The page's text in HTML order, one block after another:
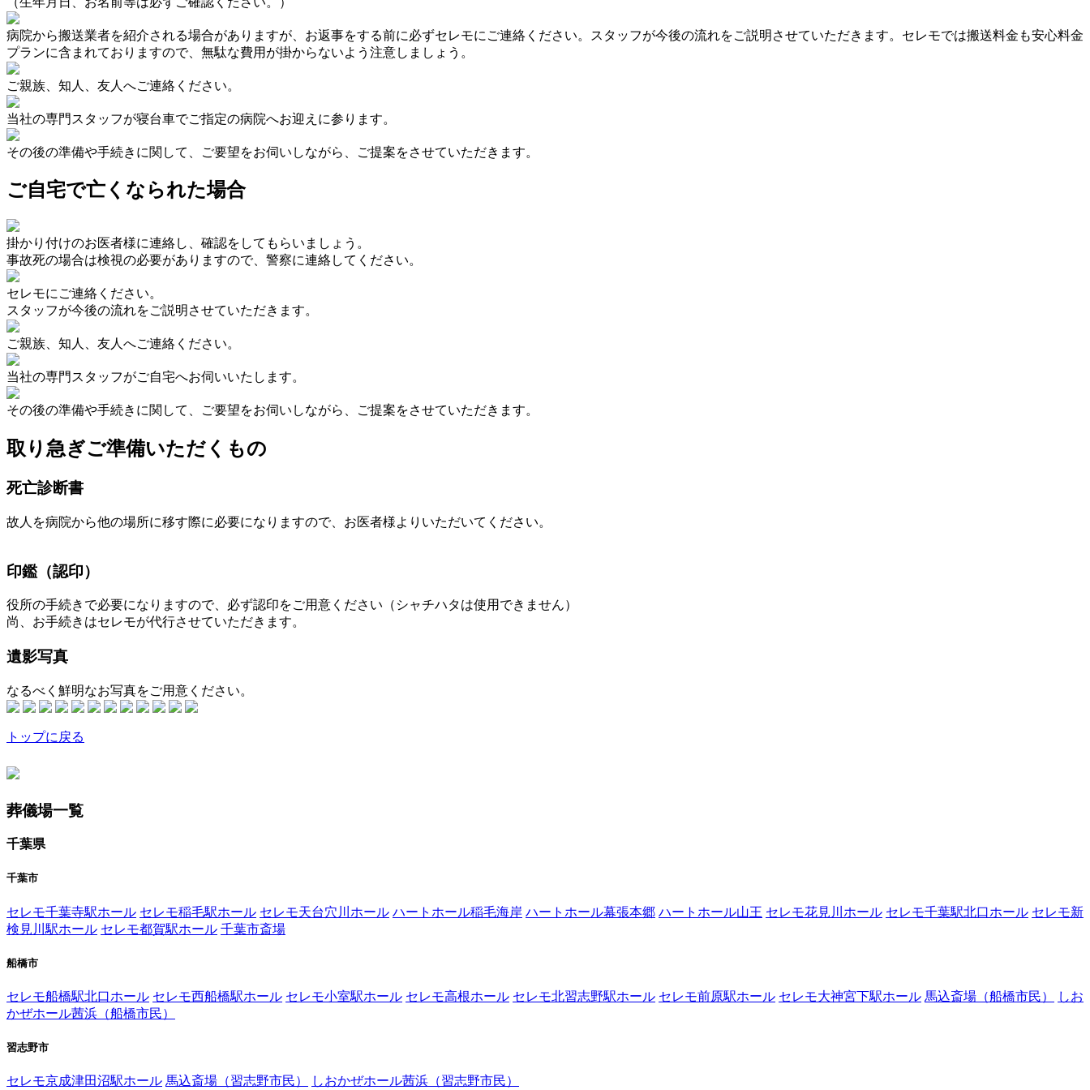
病院から搬送業者を紹介される場合がありますが、お返事をする前に必ずセレモにご連絡ください。スタッフが今後の流れをご説明させていただきます。セレモでは搬送料金も安心料金
プランに含まれておりますので、無駄な費用が掛からないよう注意しましょう。
ご親族、知人、友人へご連絡ください。
当社の専門スタッフが寝台車でご指定の病院へお迎えに参ります。
その後の準備や手続きに関して、ご要望をお伺いしながら、ご提案をさせていただきます。
ご自宅で亡くなられた場合
掛かり付けのお医者様に連絡し、確認をしてもらいましょう。
事故死の場合は検視の必要がありますので、警察に連絡してください。
セレモにご連絡ください。
スタッフが今後の流れをご説明させていただきます。
ご親族、知人、友人へご連絡ください。
当社の専門スタッフがご自宅へお伺いいたします。
その後の準備や手続きに関して、ご要望をお伺いしながら、ご提案をさせていただきます。
取り急ぎご準備いただくもの
死亡診断書
故人を病院から他の場所に移す際に必要になりますので、お医者様よりいただいてください。
印鑑（認印）
役所の手続きで必要になりますので、必ず認印をご用意ください（シャチハタは使用できません）
尚、お手続きはセレモが代行させていただきます。
遺影写真
なるべく鮮明なお写真をご用意ください。
トップに戻る
葬儀場一覧
千葉県
千葉市
セレモ千葉寺駅ホール セレモ稲毛駅ホール セレモ天台穴川ホール ハートホール稲毛海岸 ハートホール幕張本郷 ハートホール山王 セレモ花見川ホール セレモ千葉駅北口ホール セレモ新
検見川駅ホール セレモ都賀駅ホール 千葉市斎場
船橋市
セレモ船橋駅北口ホール セレモ西船橋駅ホール セレモ小室駅ホール セレモ高根ホール セレモ北習志野駅ホール セレモ前原駅ホール セレモ大神宮下駅ホール 馬込斎場（船橋市民）
しお
かぜホール茜浜（船橋市民）
習志野市
セレモ京成津田沼駅ホール 馬込斎場（習志野市民） しおかぜホール茜浜（習志野市民）